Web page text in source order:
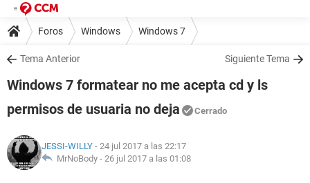
Foros Windows Windows 7
Tema Anterior Siguiente Tema
Windows 7 formatear no me acepta cd y ls
permisos de usuaria no deja
Cerrado
JESSI-WILLY - 24 jul 2017 a las 22:17
MrNoBody - 26 jul 2017 a las 01:08